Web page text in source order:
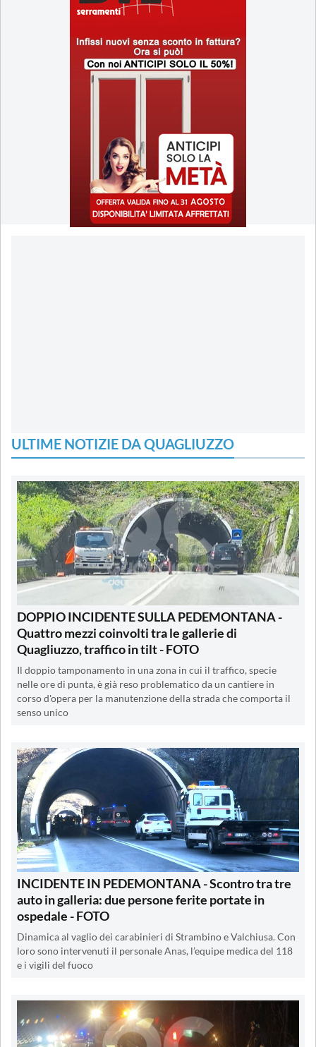
ULTIME NOTIZIE DA QUAGLIUZZO
DOPPIO INCIDENTE SULLA PEDEMONTANA -
Quattro mezzi coinvolti tra le gallerie di
Quagliuzzo, traffico in tilt - FOTO
Il doppio tamponamento in una zona in cui il traffico, specie
nelle ore di punta, è già reso problematico da un cantiere in
corso d'opera per la manutenzione della strada che comporta il
senso unico
INCIDENTE IN PEDEMONTANA - Scontro tra tre
auto in galleria: due persone ferite portate in
ospedale - FOTO
Dinamica al vaglio dei carabinieri di Strambino e Valchiusa. Con
loro sono intervenuti il personale Anas, l’equipe medica del 118
e i vigili del fuoco